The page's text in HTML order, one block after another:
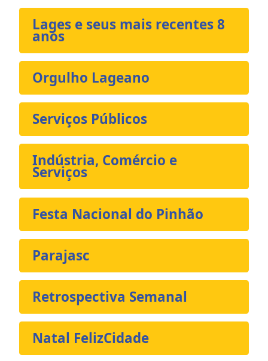
Lages e seus mais recentes 8
anos
Orgulho Lageano
Serviços Públicos
Indústria, Comércio e
Serviços
Festa Nacional do Pinhão
Parajasc
Retrospectiva Semanal
Natal FelizCidade